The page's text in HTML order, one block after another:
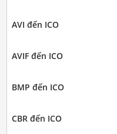
AVI đến ICO
AVIF đến ICO
BMP đến ICO
CBR đến ICO